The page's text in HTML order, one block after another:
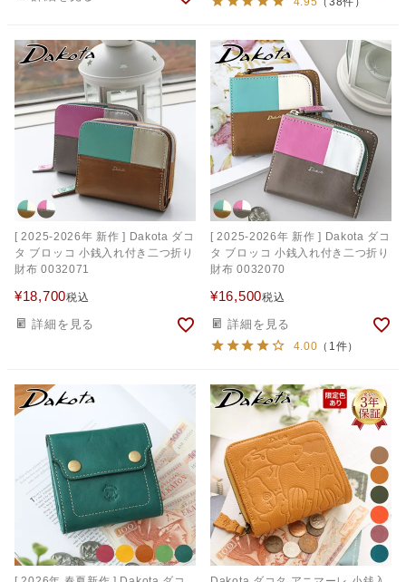
[ 2025-2026年 新作 ] Dakota ダコ
タ ブロッコ 小銭入れ付き二つ折り
財布 0032071
¥18,700税込
詳細を見る
[ 2025-2026年 新作 ] Dakota ダコ
タ ブロッコ 小銭入れ付き二つ折り
財布 0032070
¥16,500税込
詳細を見る
4.00 （1件）